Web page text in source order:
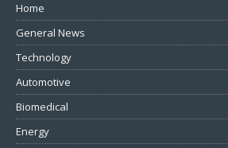
Home
General News
Technology
Automotive
Biomedical
Energy